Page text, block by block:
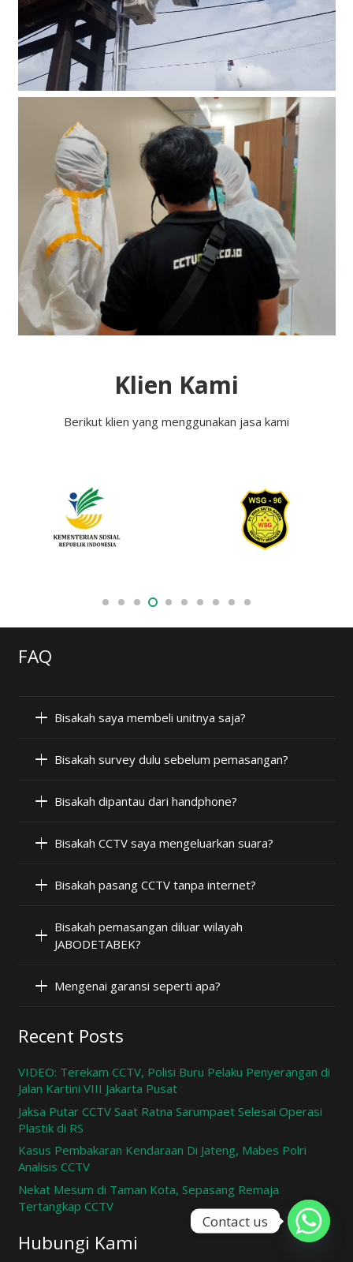
Klien Kami
Berikut klien yang menggunakan jasa kami
FAQ
Bisakah saya membeli unitnya saja?
Bisakah survey dulu sebelum pemasangan?
Bisakah dipantau dari handphone?
Bisakah CCTV saya mengeluarkan suara?
Bisakah pasang CCTV tanpa internet?
Bisakah pemasangan diluar wilayah
JABODETABEK?
Mengenai garansi seperti apa?
Recent Posts
VIDEO: Terekam CCTV, Polisi Buru Pelaku Penyerangan di
Jalan Kartini VIII Jakarta Pusat
Jaksa Putar CCTV Saat Ratna Sarumpaet Selesai Operasi
Plastik di RS
Kasus Pembakaran Kendaraan Di Jateng, Mabes Polri
Analisis CCTV
Nekat Mesum di Taman Kota, Sepasang Remaja
Tertangkap CCTV
Hubungi Kami
Contact us